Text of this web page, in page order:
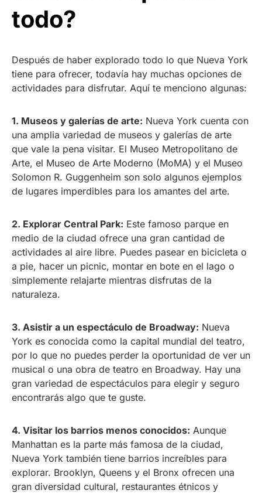
todo?
Después de haber explorado todo lo que Nueva York
tiene para ofrecer, todavía hay muchas opciones de
actividades para disfrutar. Aquí te menciono algunas:
1. Museos y galerías de arte: Nueva York cuenta con
una amplia variedad de museos y galerías de arte
que vale la pena visitar. El Museo Metropolitano de
Arte, el Museo de Arte Moderno (MoMA) y el Museo
Solomon R. Guggenheim son solo algunos ejemplos
de lugares imperdibles para los amantes del arte.
2. Explorar Central Park: Este famoso parque en
medio de la ciudad ofrece una gran cantidad de
actividades al aire libre. Puedes pasear en bicicleta o
a pie, hacer un picnic, montar en bote en el lago o
simplemente relajarte mientras disfrutas de la
naturaleza.
3. Asistir a un espectáculo de Broadway: Nueva
York es conocida como la capital mundial del teatro,
por lo que no puedes perder la oportunidad de ver un
musical o una obra de teatro en Broadway. Hay una
gran variedad de espectáculos para elegir y seguro
encontrarás algo que te guste.
4. Visitar los barrios menos conocidos: Aunque
Manhattan es la parte más famosa de la ciudad,
Nueva York también tiene barrios increíbles para
explorar. Brooklyn, Queens y el Bronx ofrecen una
gran diversidad cultural, restaurantes étnicos y